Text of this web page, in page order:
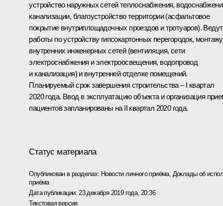
устройство наружных сетей теплоснабжения,
канализации, благоустройство территории (асфальтовое
покрытие внутриплощадочных проездов и тротуаров).
работы по устройству гипсокартонных перегородок, монтажу
внутренних инженерных сетей (вентиляция, сети
электроснабжения и электроосвещения, водопровод
и канализация) и внутренней отделке помещений.
Планируемый срок завершения строительства – I квартал
2020 года. Ввод в эксплуатацию объекта и организация
пациентов запланированы на II квартал 2020 года.
Статус материала
Опубликован в разделах: Новости личного приёма, Доклады об
приёма
Дата публикации: 23 декабря 2019 года, 20:36
Текстовая версия